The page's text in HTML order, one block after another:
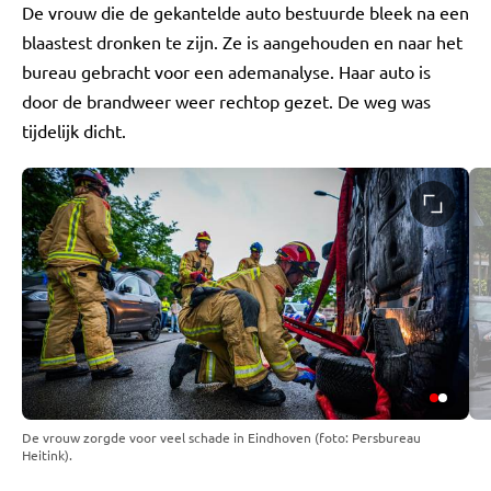
De vrouw die de gekantelde auto bestuurde bleek na een
blaastest dronken te zijn. Ze is aangehouden en naar het
bureau gebracht voor een ademanalyse. Haar auto is
door de brandweer weer rechtop gezet. De weg was
tijdelijk dicht.
De vrouw zorgde voor veel schade in Eindhoven (foto: Persbureau
Heitink).